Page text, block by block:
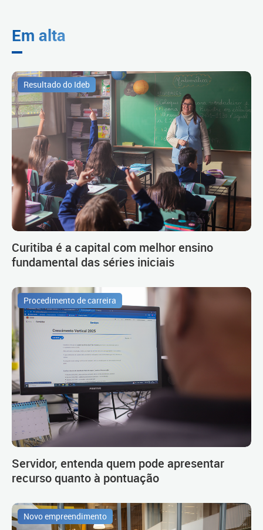
Em alta
Resultado do Ideb
Curitiba é a capital com melhor ensino
fundamental das séries iniciais
Procedimento de carreira
Servidor, entenda quem pode apresentar
recurso quanto à pontuação
Novo empreendimento